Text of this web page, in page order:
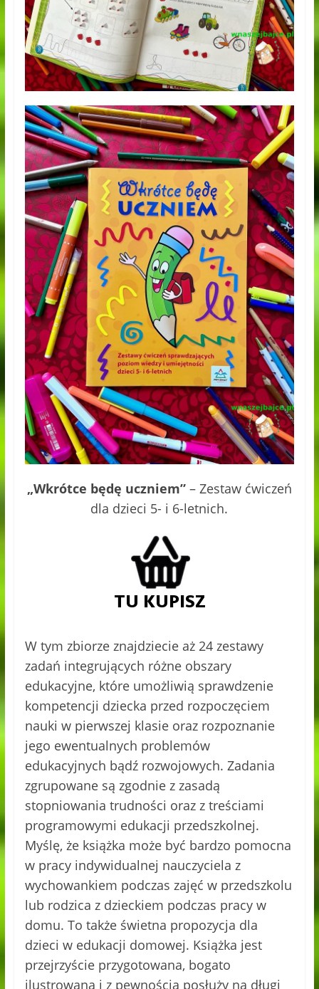
„Wkrótce będę uczniem”– Zestaw ćwiczeń
dla dzieci 5- i 6-letnich.
W tym zbiorze znajdziecie aż 24 zestawy
zadań integrujących różne obszary
edukacyjne, które umożliwią sprawdzenie
kompetencji dziecka przed rozpoczęciem
nauki w pierwszej klasie oraz rozpoznanie
jego ewentualnych problemów
edukacyjnych bądź rozwojowych. Zadania
zgrupowane są zgodnie z zasadą
stopniowania trudności oraz z treściami
programowymi edukacji przedszkolnej.
Myślę, że książka może być bardzo pomocna
w pracy indywidualnej nauczyciela z
wychowankiem podczas zajęć w przedszkolu
lub rodzica z dzieckiem podczas pracy w
domu. To także świetna propozycja dla
dzieci w edukacji domowej. Książka jest
przejrzyście przygotowana, bogato
ilustrowana i z pewnością posłuży na długi